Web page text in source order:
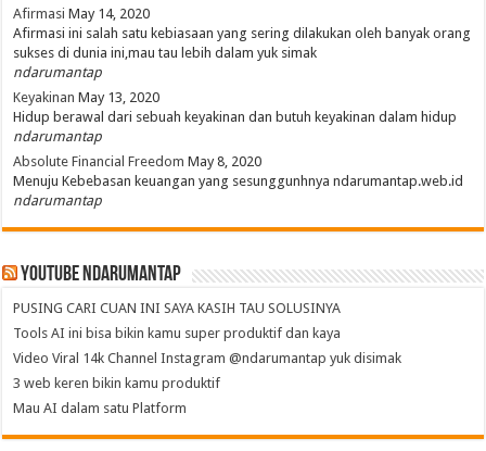
Afirmasi May 14, 2020
Afirmasi ini salah satu kebiasaan yang sering dilakukan oleh banyak orang
sukses di dunia ini,mau tau lebih dalam yuk simak
ndarumantap
Keyakinan May 13, 2020
Hidup berawal dari sebuah keyakinan dan butuh keyakinan dalam hidup
ndarumantap
Absolute Financial Freedom May 8, 2020
Menuju Kebebasan keuangan yang sesunggunhnya ndarumantap.web.id
ndarumantap
Youtube NdaruMantap
PUSING CARI CUAN INI SAYA KASIH TAU SOLUSINYA
Tools AI ini bisa bikin kamu super produktif dan kaya
Video Viral 14k Channel Instagram @ndarumantap yuk disimak
3 web keren bikin kamu produktif
Mau AI dalam satu Platform